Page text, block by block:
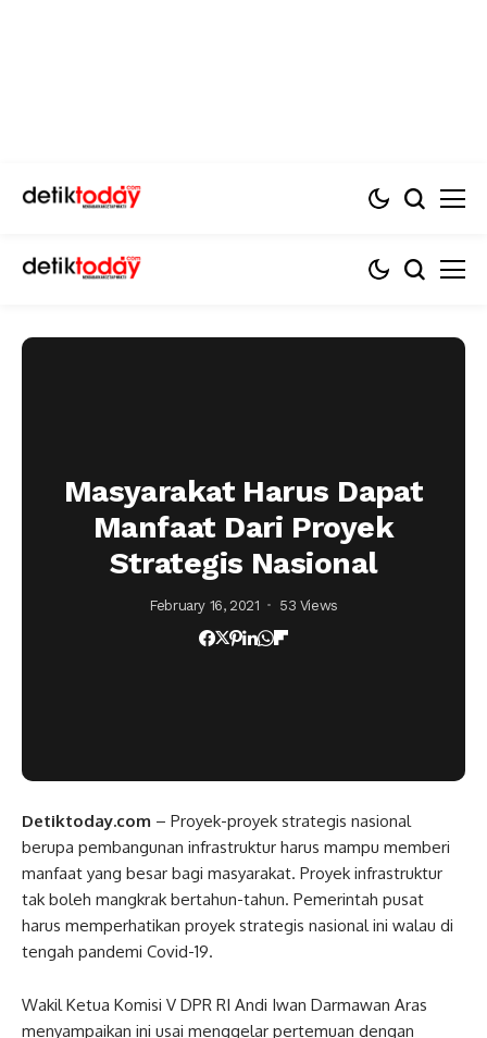
Masyarakat Harus Dapat
Manfaat Dari Proyek
Strategis Nasional
February 16, 2021 53 Views
Detiktoday.com – Proyek-proyek strategis nasional
berupa pembangunan infrastruktur harus mampu memberi
manfaat yang besar bagi masyarakat. Proyek infrastruktur
tak boleh mangkrak bertahun-tahun. Pemerintah pusat
harus memperhatikan proyek strategis nasional ini walau di
tengah pandemi Covid-19.
Wakil Ketua Komisi V DPR RI Andi Iwan Darmawan Aras
menyampaikan ini usai menggelar pertemuan dengan